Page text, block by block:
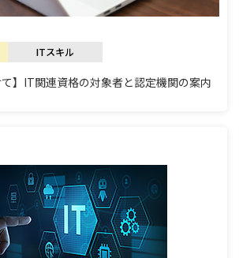
ITスキル
て】IT関連資格の対象者と認定機関の案内